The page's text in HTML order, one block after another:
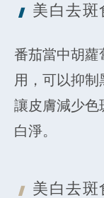
美白去斑
番茄當中胡
用，可以抑制
讓皮膚減少色
白淨。
美白去斑